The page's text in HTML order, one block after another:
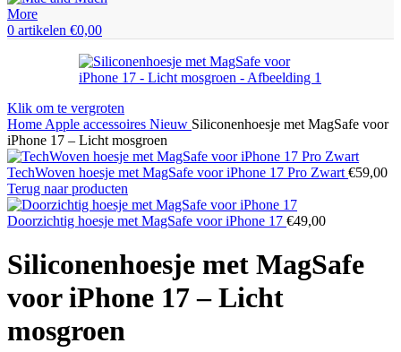
0 artikelen €0,00
Klik om te vergroten
Home Apple accessoires Nieuw Siliconenhoesje met MagSafe voor
iPhone 17 – Licht mosgroen
TechWoven hoesje met MagSafe voor iPhone 17 Pro Zwart €59,00
Terug naar producten
Doorzichtig hoesje met MagSafe voor iPhone 17 €49,00
Siliconenhoesje met MagSafe
voor iPhone 17 – Licht
mosgroen